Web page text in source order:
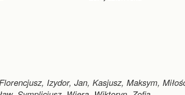
Izydor, Jan, Kasjusz, Maksym,